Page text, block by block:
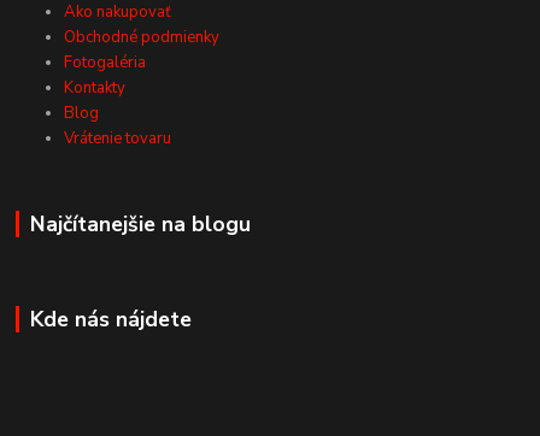
Ako nakupovať
Obchodné podmienky
Fotogaléria
Kontakty
Blog
Vrátenie tovaru
Najčítanejšie na blogu
Kde nás nájdete